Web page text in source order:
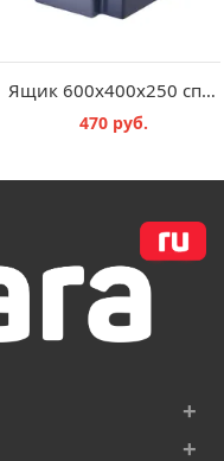
Ящик п/э 600х400х250 колбасный с перфорацией
+
+